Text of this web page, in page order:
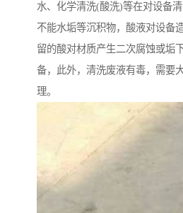
水、化学清洗(酸洗)等在对设备清
不能水垢等沉积物，酸液对设备
留的酸对材质产生二次腐蚀或垢
备，此外，清洗废液有毒，需要
理。